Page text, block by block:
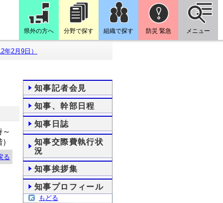
県外の方へ 分野で探す 組織で探す 防災 緊急 メニュー
年2月9日）
る
知事記者会見
知事、幹部日程
知事日誌
知事交際費執行状
況
知事挨拶集
知事プロフィール
もどる